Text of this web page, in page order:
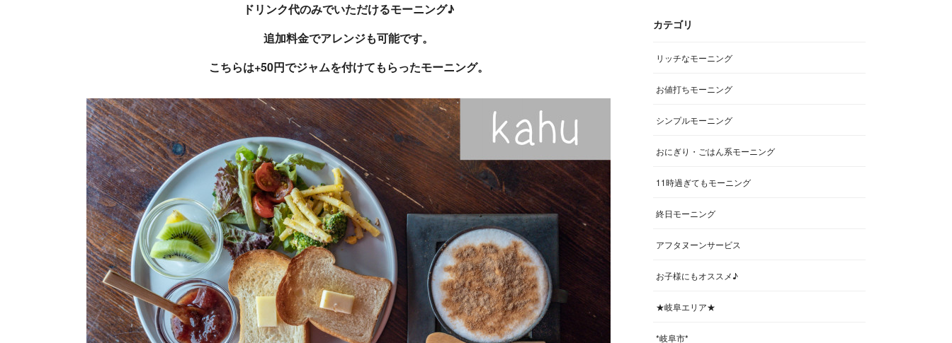
ドリンク代のみでいただけるモーニング♪
追加料金でアレンジも可能です。
こちらは+50円でジャムを付けてもらったモーニング。
カテゴリ
リッチなモーニング
お値打ちモーニング
シンプルモーニング
おにぎり・ごはん系モーニング
11時過ぎてもモーニング
終日モーニング
アフタヌーンサービス
お子様にもオススメ♪
★岐阜エリア★
*岐阜市*